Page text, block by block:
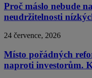
Proč máslo nebude
neudržitelnosti
24 července, 2026
Místo pořádných
naproti investorům.